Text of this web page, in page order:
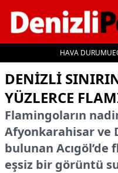
HAVA DURUMU
İçeriğe geç
DENIZLI
YÜZLERCE
Flamingoların
Afyonkarahisar ve
bulunan
eşsiz bir görüntü